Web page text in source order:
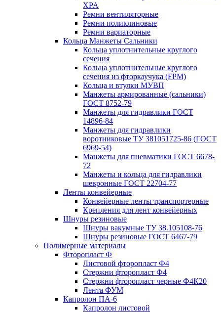
XPA
Ремни вентиляторные
Ремни поликлиновые
Ремни вариаторные
Кольца Манжеты Сальники
Кольца уплотнительные круглого
сечения
Кольца уплотнительные круглого
сечения из фторкаучука (FPM)
Кольца и втулки МУВП
Манжеты армированные (сальники)
ГОСТ 8752-79
Манжеты для гидравлики ГОСТ
14896-84
Манжеты для гидравлики
воротниковые ТУ 381051725-86 (ГОСТ
6969-54)
Манжеты для пневматики ГОСТ 6678-
72
Манжеты и кольца для гидравлики
шевронные ГОСТ 22704-77
Ленты конвейерные
Конвейерные ленты транспортерные
Крепления для лент конвейерных
Шнуры резиновые
Шнуры вакумные ТУ 38.105108-76
Шнуры резиновые ГОСТ 6467-79
Полимерные материалы
Фторопласт Ф
Листовой фторопласт Ф4
Стержни фторопласт Ф4
Стержни фторопласт черные Ф4К20
Лента ФУМ
Капролон ПА-6
Капролон листовой